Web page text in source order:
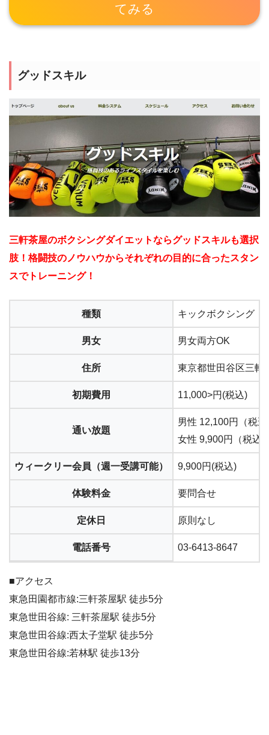
てみる
グッドスキル
三軒茶屋のボクシングダイエットならグッドスキルも選択
肢！格闘技のノウハウからそれぞれの目的に合ったスタン
スでトレーニング！
種類 キックボクシング
男女 男女両方OK
住所 東京都世田谷区三軒
初期費用 11,000>円(税込)
通い放題
男性 12,100円（税込
女性 9,900円（税込
ウィークリー会員（週一受講可能） 9,900円(税込)
体験料金 要問合せ
定休日 原則なし
電話番号 03-6413-8647
■アクセス
東急田園都市線:三軒茶屋駅 徒歩5分
東急世田谷線: 三軒茶屋駅 徒歩5分
東急世田谷線:西太子堂駅 徒歩5分
東急世田谷線:若林駅 徒歩13分